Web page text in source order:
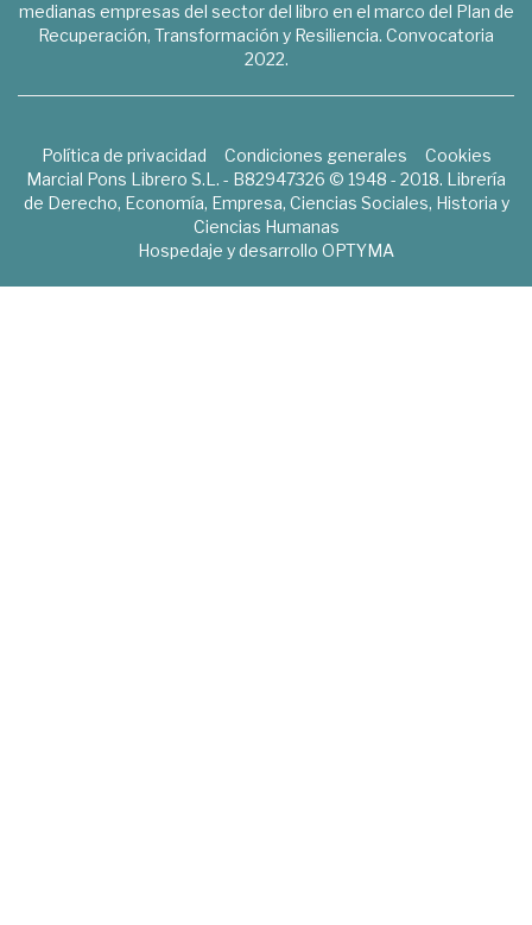
medianas empresas del sector del libro en el marco del Plan de
Recuperación, Transformación y Resiliencia. Convocatoria
2022.
Política de privacidad Condiciones generales
Cookies
Marcial Pons Librero S.L. - B82947326 © 1948 - 2018. Librería
de Derecho, Economía, Empresa, Ciencias Sociales, Historia y
Ciencias Humanas
Hospedaje y desarrollo OPTYMA